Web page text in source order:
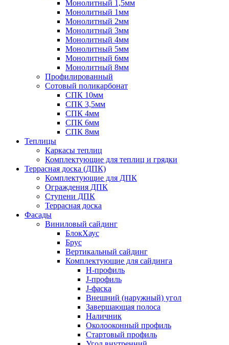
Монолитный 1,5мм
Монолитный 1мм
Монолитный 2мм
Монолитный 3мм
Монолитный 4мм
Монолитный 5мм
Монолитный 6мм
Монолитный 8мм
Профилированный
Сотовый поликарбонат
СПК 10мм
СПК 3,5мм
СПК 4мм
СПК 6мм
СПК 8мм
Теплицы
Каркасы теплиц
Комплектующие для теплиц и грядки
Террасная доска (ДПК)
Комплектующие для ДПК
Ограждения ДПК
Ступени ДПК
Террасная доска
Фасады
Виниловый сайдинг
БлокХаус
Брус
Вертикальный сайдинг
Комплектующие для сайдинга
H-профиль
J-профиль
J-фаска
Внешний (наружный) угол
Завершающая полоса
Наличник
Околооконный профиль
Стартовый профиль